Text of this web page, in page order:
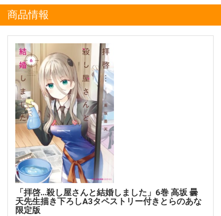
商品情報
「拝啓…殺し屋さんと結婚しました」6巻 高坂 曇
天先生描き下ろしA3タペストリー付きとらのあな
限定版